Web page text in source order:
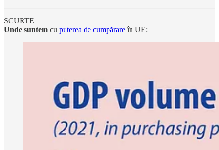
SCURTE
Unde suntem cu puterea de cumpărareîn UE: